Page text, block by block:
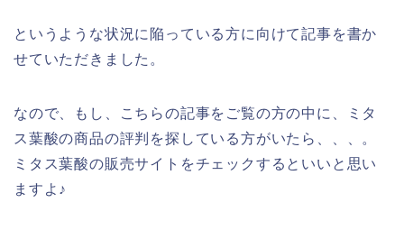
というような状況に陥っている方に向けて記事を書か
せていただきました。
なので、もし、こちらの記事をご覧の方の中に、ミタ
ス葉酸の商品の評判を探している方がいたら、、、。
ミタス葉酸の販売サイトをチェックするといいと思い
ますよ♪